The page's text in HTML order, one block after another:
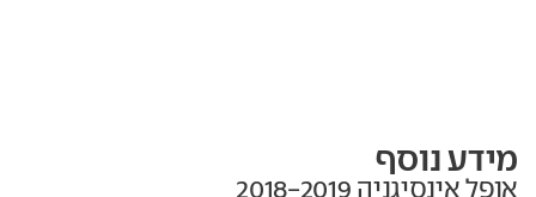
מידע נוסף
אופל אינסיגניה‏ 2018-2019